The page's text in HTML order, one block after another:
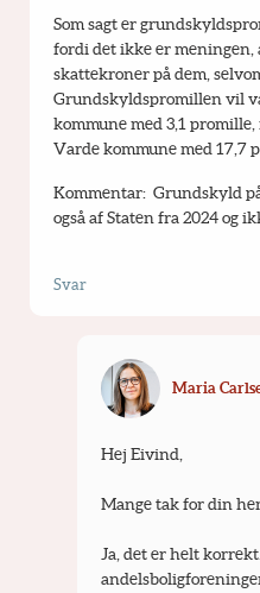
Som sagt er
fordi det ikke er meningen,
skattekroner på dem,
Grundskyldspromillen vil
kommune med 3,1
Varde kommune med 17,7
Kommentar:  Grundskyld
også af Staten fra 2024 og
Svar
Maria
Hej Eivind,
Mange tak for din
Ja, det er helt